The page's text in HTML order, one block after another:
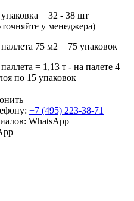
упаковка = 32 - 38 шт
у менеджера)
паллета 75 м2 = 75 упаковок
= 1,13 т - на палете 4
по 15 упаковок
+7 (495) 223-38-71
WhatsApp